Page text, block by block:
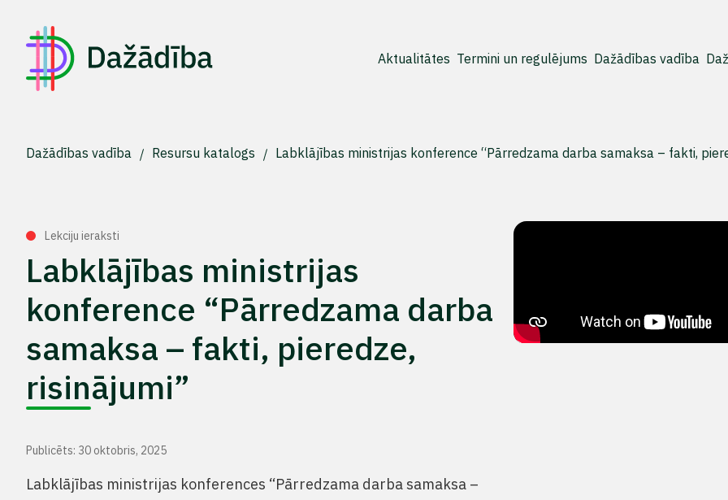
Aktualitātes Termini un regulējums Dažādības vadība
Dažādības vadība Resursu katalogs Labklājības ministrijas konference “Pārredzama darba samaksa – fakti,
Lekciju ieraksti
Labklājības ministrijas
konference “Pārredzama darba
samaksa – fakti, pieredze,
risinājumi”
Publicēts: 30 oktobris, 2025
Labklājības ministrijas konferences “Pārredzama darba samaksa –